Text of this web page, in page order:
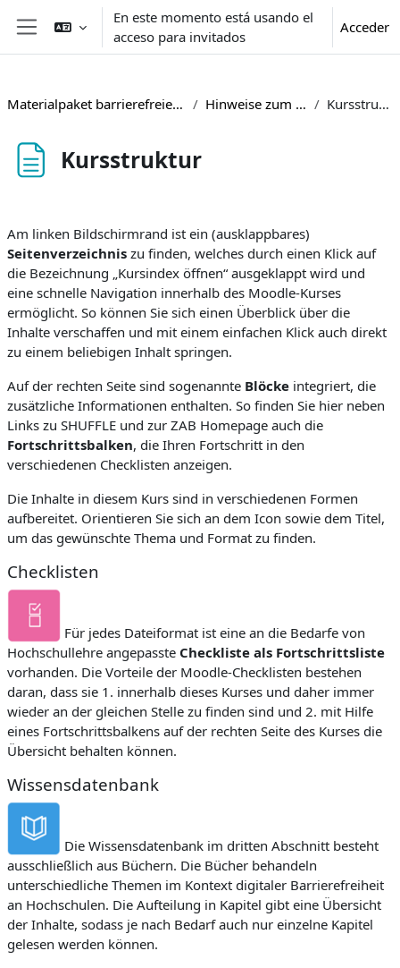
Salta al contenido principal
Panel lateral
En este momento está usando el
acceso para invitados
Acceder
Materialpaket barrierefreie Lehre Hinweise zum Kurs Kursstruktur
Kursstruktur
Am linken Bildschirmrand ist ein (ausklappbares)
Seitenverzeichnis zu finden, welches durch einen Klick auf
die Bezeichnung „Kursindex öffnen“ ausgeklappt wird und
eine schnelle Navigation innerhalb des Moodle-Kurses
ermöglicht. So können Sie sich einen Überblick über die
Inhalte verschaffen und mit einem einfachen Klick auch direkt
zu einem beliebigen Inhalt springen.
Auf der rechten Seite sind sogenannte Blöcke integriert, die
zusätzliche Informationen enthalten. So finden Sie hier neben
Links zu SHUFFLE und zur ZAB Homepage auch die
Fortschrittsbalken, die Ihren Fortschritt in den
verschiedenen Checklisten anzeigen.
Die Inhalte in diesem Kurs sind in verschiedenen Formen
aufbereitet. Orientieren Sie sich an dem Icon sowie dem Titel,
um das gewünschte Thema und Format zu finden.
Checklisten
Für jedes Dateiformat ist eine an die Bedarfe von
Hochschullehre angepasste Checkliste als Fortschrittsliste
vorhanden. Die Vorteile der Moodle-Checklisten bestehen
daran, dass sie 1. innerhalb dieses Kurses und daher immer
wieder an der gleichen Stelle zu finden sind und 2. mit Hilfe
eines Fortschrittsbalkens auf der rechten Seite des Kurses die
Übersicht behalten können.
Wissensdatenbank
Die Wissensdatenbank im dritten Abschnitt besteht
ausschließlich aus Büchern. Die Bücher behandeln
unterschiedliche Themen im Kontext digitaler Barrierefreiheit
an Hochschulen. Die Aufteilung in Kapitel gibt eine Übersicht
der Inhalte, sodass je nach Bedarf auch nur einzelne Kapitel
gelesen werden können.